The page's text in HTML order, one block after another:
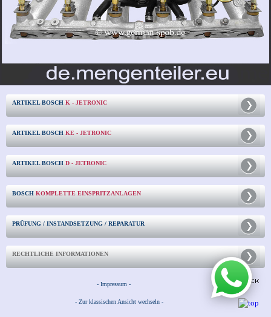
ARTIKEL BOSCH K - JETRONIC
ARTIKEL BOSCH KE - JETRONIC
ARTIKEL BOSCH D - JETRONIC
BOSCH KOMPLETTE EINSPRITZANLAGEN
PRÜFUNG / INSTANDSETZUNG / REPARATUR
RECHTLICHE INFORMATIONEN
- Impressum -
- Zur klassischen Ansicht wechseln -
Sprache: de